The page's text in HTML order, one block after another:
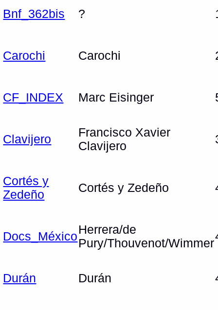
Bnf_362bis ?
Carochi Carochi
CF_INDEX Marc Eisinger
Clavijero
Francisco Xavier
Clavijero
Cortés y
Zedeño
Cortés y Zedeño
Docs_México
Herrera/de
Pury/Thouvenot/Wimmer
Durán Durán